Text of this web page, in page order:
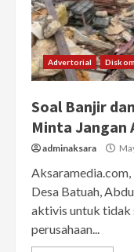
Advertorial
Soal Banjir
Minta Jangan
adminaksara
Desa Batuah,
aktivis untuk tidak
perusahaan...